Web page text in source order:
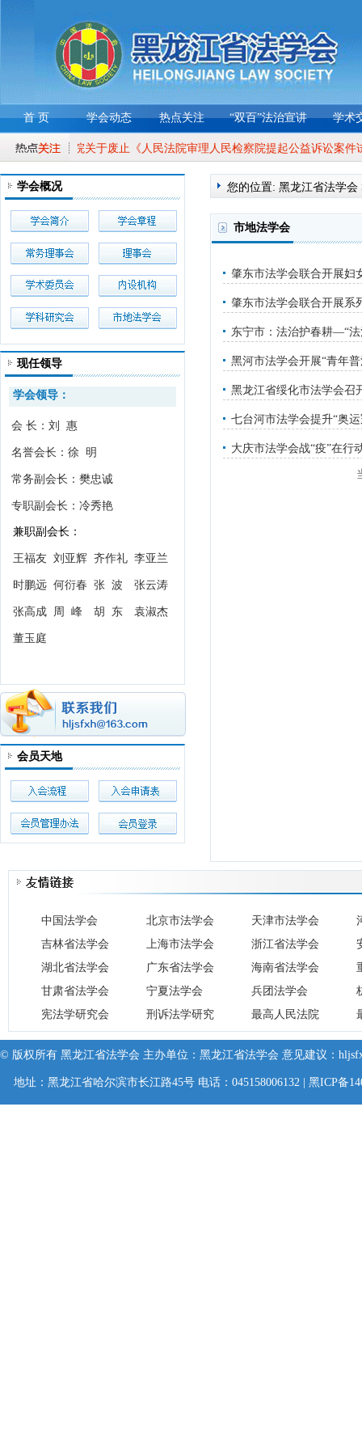
首 页 学会动态 热点关注 “双百”法治宣讲 学术
最高人民法院关于废止《人民法院审理人民检察院提起公益诉讼案件
最高人民法院关于废止《人民法院审理人民检察院提起公益诉讼案件
学会概况
现任领导
学会领导：
会 长：刘 惠
名誉会长：徐 明
常务副会长：樊忠诚
专职副会长：冷秀艳
兼职副会长：
王福友 刘亚辉 齐作礼 李亚兰
时鹏远 何衍春 张 波 张云涛
张高成 周 峰 胡 东 袁淑杰
董玉庭
会员天地
您的位置: 黑龙江省法学会
市地法学会
肇东市法学会联合开展妇
肇东市法学会联合开展系
东宁市：法治护春耕—“
黑河市法学会开展“青年
黑龙江省绥化市法学会召
七台河市法学会提升“奥
大庆市法学会战“疫”在行
中国法学会 北京市法学会 天津市法学会
吉林省法学会
上海市法学会 浙江省法学会
湖北省法学会
广东省法学会 海南省法学会
甘肃省法学会
宁夏法学会 兵团法学会
宪法学研究会
刑诉法学研究
会
最高人民法院
© 版权所有 黑龙江省法学会 主办单位：黑龙江省法学会 意见建议：
地址：黑龙江省哈尔滨市长江路45号 电话：045158006132 |黑ICP备